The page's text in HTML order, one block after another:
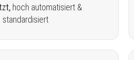
hoch automatisiert &
standardisiert